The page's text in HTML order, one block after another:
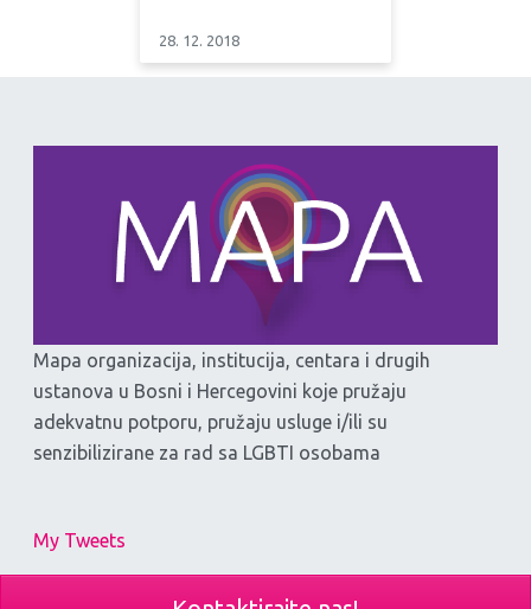
28. 12. 2018
Mapa organizacija, institucija, centara i drugih
ustanova u Bosni i Hercegovini koje pružaju
adekvatnu potporu, pružaju usluge i/ili su
senzibilizirane za rad sa LGBTI osobama
My Tweets